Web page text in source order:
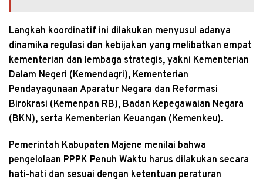
Langkah koordinatif ini dilakukan menyusul adanya
dinamika regulasi dan kebijakan yang melibatkan empat
kementerian dan lembaga strategis, yakni Kementerian
Dalam Negeri (Kemendagri), Kementerian
Pendayagunaan Aparatur Negara dan Reformasi
Birokrasi (Kemenpan RB), Badan Kepegawaian Negara
(BKN), serta Kementerian Keuangan (Kemenkeu).
Pemerintah Kabupaten Majene menilai bahwa
pengelolaan PPPK Penuh Waktu harus dilakukan secara
hati-hati dan sesuai dengan ketentuan peraturan